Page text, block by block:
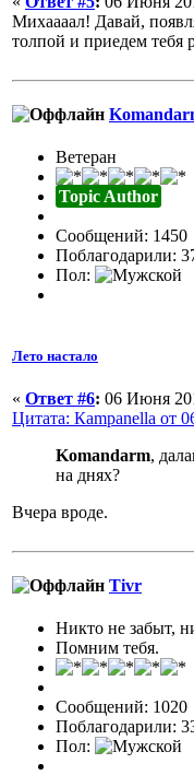
Михаааал! Давай,
толпой и приедем тебя
Ветеран
Topic Author
Сообщений: 1450
Поблагодарили:
Пол:
Лето настало
« Ответ #6: 06 Июня
Цитата: Кampanella от
Komandarm,
на днях?
Вчера вроде.
Tivr
Никто не забыт,
Помним тебя.
Сообщений: 1020
Поблагодарили:
Пол: